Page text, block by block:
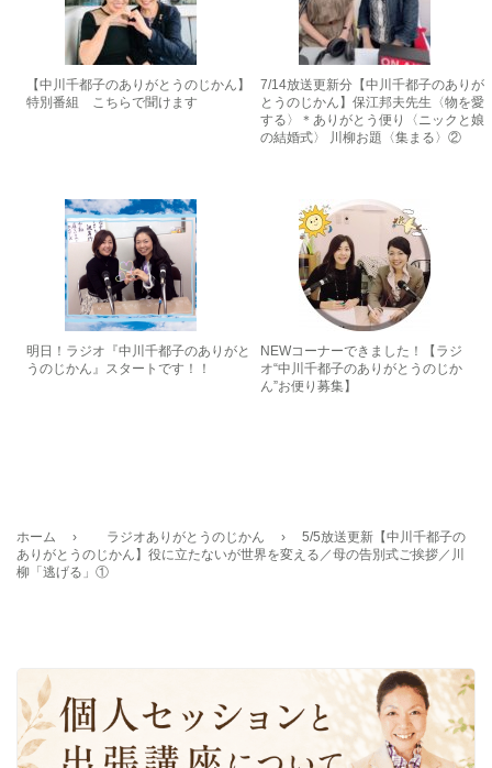
【中川千都子のありがとうのじかん】
特別番組 こちらで聞けます
7/14放送更新分【中川千都子のありが
とうのじかん】保江邦夫先生〈物を愛
する〉＊ありがとう便り〈ニックと娘
の結婚式〉 川柳お題〈集まる〉②
明日！ラジオ『中川千都子のありがと
うのじかん』スタートです！！
NEWコーナーできました！【ラジ
オ“中川千都子のありがとうのじか
ん”お便り募集】
ホーム › ラジオありがとうのじかん › 5/5放送更新【中川千都子の
ありがとうのじかん】役に立たないが世界を変える／母の告別式ご挨拶／川
柳「逃げる」①